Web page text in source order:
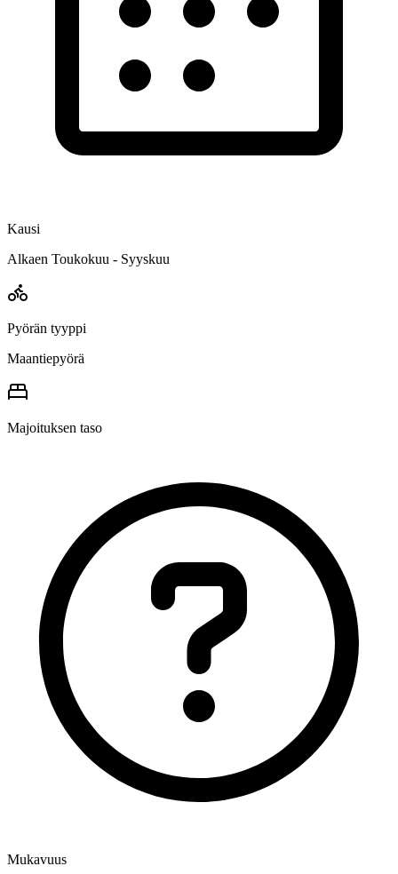
Kausi
Alkaen Toukokuu - Syyskuu
Pyörän tyyppi
Maantiepyörä
Majoituksen taso
Mukavuus